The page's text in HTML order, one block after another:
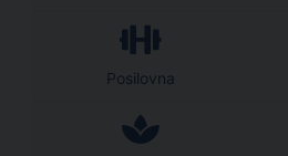
Posilovna